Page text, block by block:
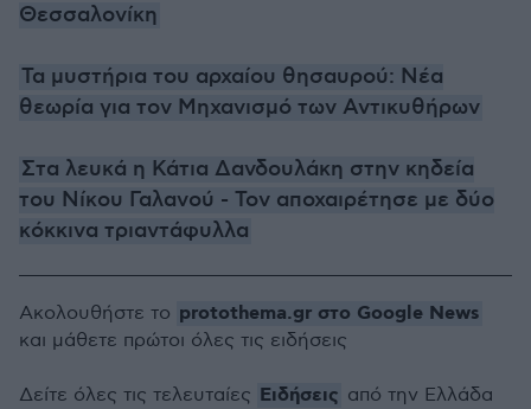
Θεσσαλονίκη
Τα μυστήρια του αρχαίου θησαυρού: Νέα
θεωρία για τον Μηχανισμό των Αντικυθήρων
Στα λευκά η Κάτια Δανδουλάκη στην κηδεία
του Νίκου Γαλανού - Τον αποχαιρέτησε με δύο
κόκκινα τριαντάφυλλα
Ακολουθήστε το protothema.gr στο Google News
και μάθετε πρώτοι όλες τις ειδήσεις
Δείτε όλες τις τελευταίες Ειδήσεις από την Ελλάδα